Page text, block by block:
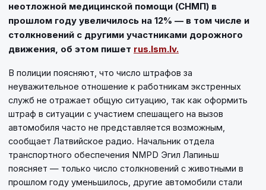
неотложной медицинской помощи (СНМП) в
прошлом году увеличилось на 12% — в том числе и
столкновений с другими участниками дорожного
движения, об этом пишет rus.lsm.lv.
В полиции поясняют, что число штрафов за
неуважительное отношение к работникам экстренных
служб не отражает общую ситуацию, так как оформить
штраф в ситуации с участием спешащего на вызов
автомобиля часто не представляется возможным,
сообщает Латвийское радио. Начальник отдела
транспортного обеспечения NMPD Эгил Лапиньш
поясняет — только число столкновений с животными в
прошлом году уменьшилось, другие автомобили стали